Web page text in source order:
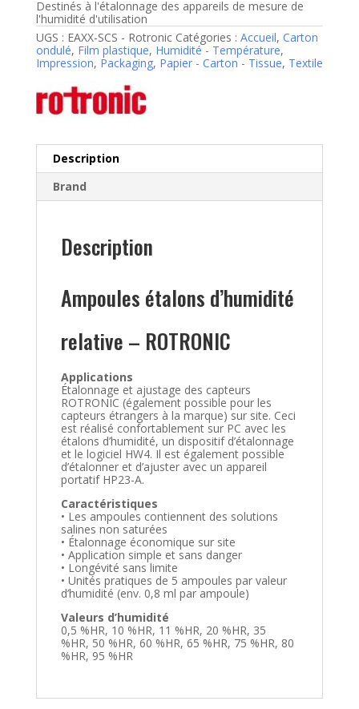
Destinés à l'étalonnage des appareils de mesure de
l'humidité d'utilisation
UGS : EAXX-SCS - Rotronic Catégories : Accueil, Carton
ondulé, Film plastique, Humidité - Température,
Impression, Packaging, Papier - Carton - Tissue, Textile
Description
Brand
Description
Ampoules étalons d’humidité
relative – ROTRONIC
Applications
Étalonnage et ajustage des capteurs
ROTRONIC (également possible pour les
capteurs étrangers à la marque) sur site. Ceci
est réalisé confortablement sur PC avec les
étalons d’humidité, un dispositif d’étalonnage
et le logiciel HW4. Il est également possible
d’étalonner et d’ajuster avec un appareil
portatif HP23-A.
Caractéristiques
• Les ampoules contiennent des solutions
salines non saturées
• Étalonnage économique sur site
• Application simple et sans danger
• Longévité sans limite
• Unités pratiques de 5 ampoules par valeur
d’humidité (env. 0,8 ml par ampoule)
Valeurs d’humidité
0,5 %HR, 10 %HR, 11 %HR, 20 %HR, 35
%HR, 50 %HR, 60 %HR, 65 %HR, 75 %HR, 80
%HR, 95 %HR